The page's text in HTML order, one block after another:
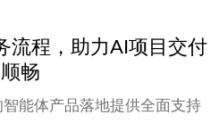
流程，助力AI项目交付
畅
能体产品落地提供全面支持